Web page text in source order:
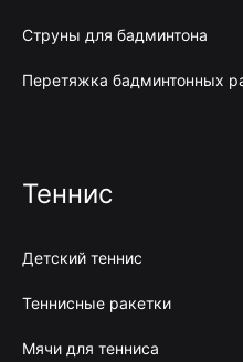
Струны для бадминтона
Перетяжка бадминтонных
Теннис
Детский теннис
Теннисные ракетки
Мячи для тенниса